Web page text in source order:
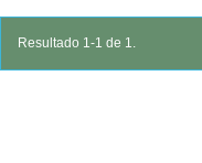
Resultado 1-1 de 1.